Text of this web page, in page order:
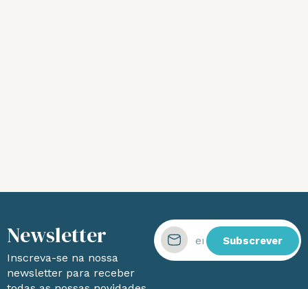
Newsletter
Inscreva-se na nossa
newsletter para receber
Subscrever